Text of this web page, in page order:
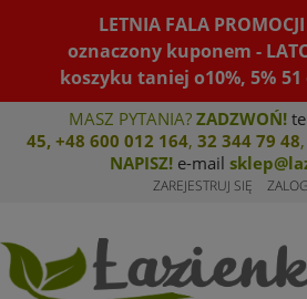
LETNIA FALA
oznaczony kuponem -
koszyku taniej o10%, 5% 51
MASZ PYTANIA? ZADZWOŃ!
45, +48 600 012 164, 32 344 79 48,
NAPISZ! e-mail
ZAREJESTRUJ SIĘ